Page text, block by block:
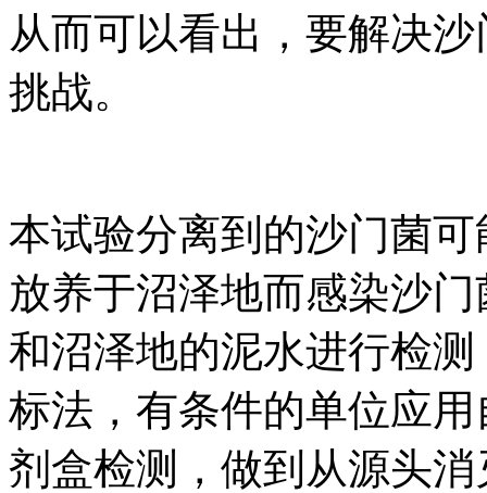
从而可以看出，要解决
挑战。
本试验分离到的沙门菌
放养于沼泽地而感染沙
和沼泽地的泥水进行检
标法，有条件的单位应
剂盒检测，做到从源头